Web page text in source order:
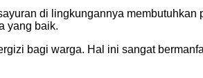
di lingkungannya
yang baik.
bagi warga. Hal ini sangat